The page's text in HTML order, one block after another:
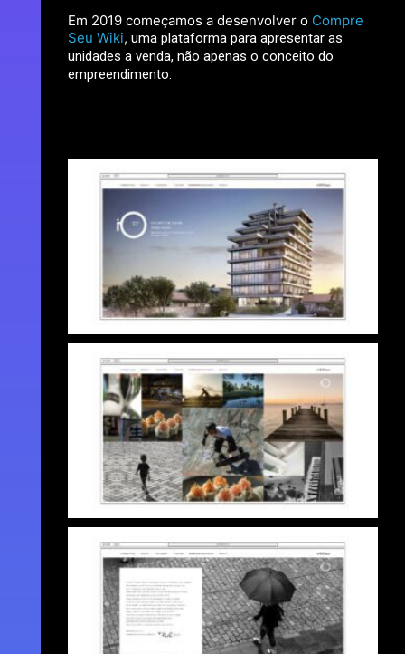
Em 2019 começamos a desenvolver o Compre
Seu Wiki, uma plataforma para apresentar as
unidades a venda, não apenas o conceito do
empreendimento.